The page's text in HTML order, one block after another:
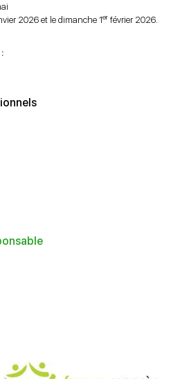
2026 et le dimanche 1er février 2026.